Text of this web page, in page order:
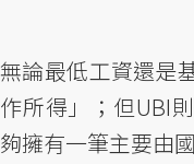
無論最低工資還是
作所得」；但UBI
夠擁有一筆主要由